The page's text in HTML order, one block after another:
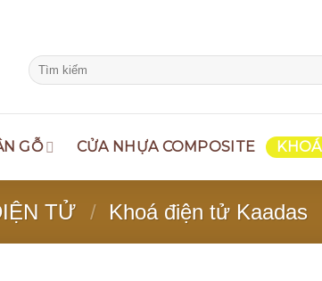
Search
for:
GỖ CỬA NHỰA COMPOSITE
TỬ / Khoá điện tử Kaadas